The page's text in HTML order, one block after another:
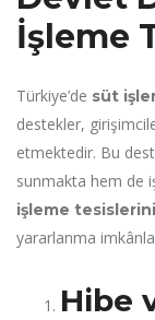
İşleme
Türkiye’de süt
destekler,
etmektedir. Bu
sunmakta hem de
işleme
yararlanma
Hibe